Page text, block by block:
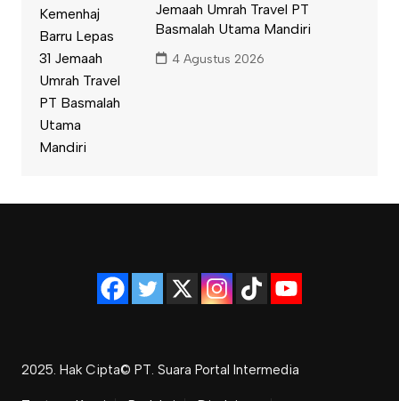
Jemaah Umrah Travel PT
Basmalah Utama Mandiri
4 Agustus 2026
2025. Hak Cipta© PT. Suara Portal Intermedia